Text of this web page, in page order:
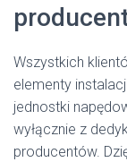
Wszystkich
elementy
jednostki
wyłącznie z
producentów.